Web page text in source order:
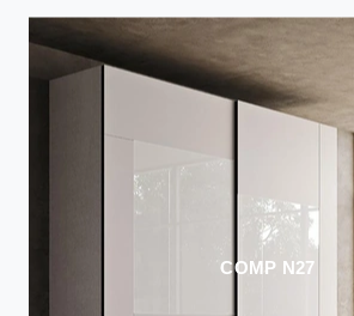
COMP N27